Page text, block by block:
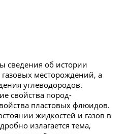
сведения об истории
месторождений, а
углеводородов.
свойства пород-
пластовых флюидов.
жидкостей и газов в
излагается тема,